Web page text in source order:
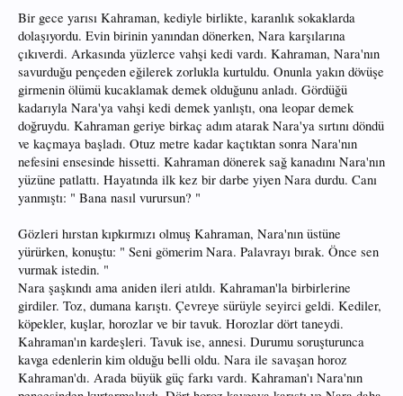
Bir gece yarısı Kahraman, kediyle birlikte, karanlık sokaklarda
dolaşıyordu. Evin birinin yanından dönerken, Nara karşılarına
çıkıverdi. Arkasında yüzlerce vahşi kedi vardı. Kahraman, Nara'nın
savurduğu pençeden eğilerek zorlukla kurtuldu. Onunla yakın dövüşe
girmenin ölümü kucaklamak demek olduğunu anladı. Gördüğü
kadarıyla Nara'ya vahşi kedi demek yanlıştı, ona leopar demek
doğruydu. Kahraman geriye birkaç adım atarak Nara'ya sırtını döndü
ve kaçmaya başladı. Otuz metre kadar kaçtıktan sonra Nara'nın
nefesini ensesinde hissetti. Kahraman dönerek sağ kanadını Nara'nın
yüzüne patlattı. Hayatında ilk kez bir darbe yiyen Nara durdu. Canı
yanmıştı: " Bana nasıl vurursun? "
Gözleri hırstan kıpkırmızı olmuş Kahraman, Nara'nın üstüne
yürürken, konuştu: " Seni gömerim Nara. Palavrayı bırak. Önce sen
vurmak istedin. "
Nara şaşkındı ama aniden ileri atıldı. Kahraman'la birbirlerine
girdiler. Toz, dumana karıştı. Çevreye sürüyle seyirci geldi. Kediler,
köpekler, kuşlar, horozlar ve bir tavuk. Horozlar dört taneydi.
Kahraman'ın kardeşleri. Tavuk ise, annesi. Durumu soruşturunca
kavga edenlerin kim olduğu belli oldu. Nara ile savaşan horoz
Kahraman'dı. Arada büyük güç farkı vardı. Kahraman'ı Nara'nın